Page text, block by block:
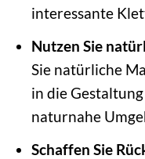
interessante
Nutzen Sie
Sie natürliche
in die
naturnahe
Schaffen Sie